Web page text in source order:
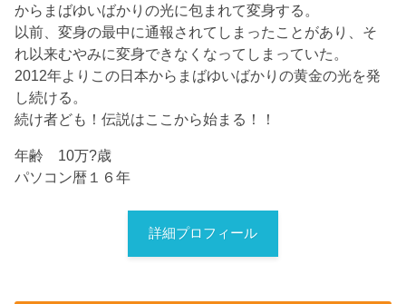
からまばゆいばかりの光に包まれて変身する。
以前、変身の最中に通報されてしまったことがあり、そ
れ以来むやみに変身できなくなってしまっていた。
2012年よりこの日本からまばゆいばかりの黄金の光を発
し続ける。
続け者ども！伝説はここから始まる！！
年齢 10万?歳
パソコン暦１６年
詳細プロフィール